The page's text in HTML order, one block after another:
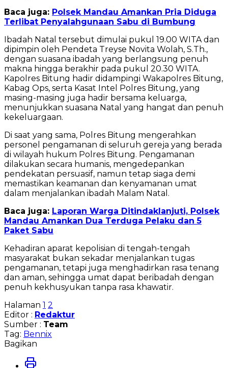
Baca juga: Polsek Mandau Amankan Pria Diduga
Terlibat Penyalahgunaan Sabu di Bumbung
Ibadah Natal tersebut dimulai pukul 19.00 WITA dan
dipimpin oleh Pendeta Treyse Novita Wolah, S.Th.,
dengan suasana ibadah yang berlangsung penuh
makna hingga berakhir pada pukul 20.30 WITA.
Kapolres Bitung hadir didampingi Wakapolres Bitung,
Kabag Ops, serta Kasat Intel Polres Bitung, yang
masing-masing juga hadir bersama keluarga,
menunjukkan suasana Natal yang hangat dan penuh
kekeluargaan.
Di saat yang sama, Polres Bitung mengerahkan
personel pengamanan di seluruh gereja yang berada
di wilayah hukum Polres Bitung. Pengamanan
dilakukan secara humanis, mengedepankan
pendekatan persuasif, namun tetap siaga demi
memastikan keamanan dan kenyamanan umat
dalam menjalankan ibadah Malam Natal.
Baca juga: Laporan Warga Ditindaklanjuti, Polsek
Mandau Amankan Dua Terduga Pelaku dan 5
Paket Sabu
Kehadiran aparat kepolisian di tengah-tengah
masyarakat bukan sekadar menjalankan tugas
pengamanan, tetapi juga menghadirkan rasa tenang
dan aman, sehingga umat dapat beribadah dengan
penuh kekhusyukan tanpa rasa khawatir.
Halaman 1 2
Editor : Redaktur
Sumber : Team
Tag: Bennix
Bagikan